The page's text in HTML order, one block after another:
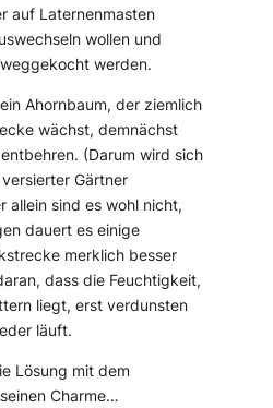
auf Laternenmasten
wollen und
werden.
Ahornbaum, der ziemlich
wächst, demnächst
(Darum wird sich
Gärtner
allein sind es wohl nicht,
dauert es einige
merklich besser
dass die Feuchtigkeit,
liegt, erst verdunsten
läuft.
Lösung mit dem
Charme…